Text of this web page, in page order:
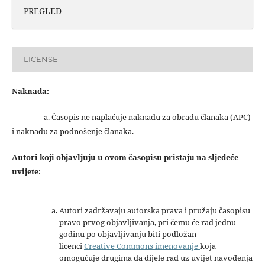
PREGLED
LICENSE
Naknada:
a. Časopis ne naplaćuje naknadu za obradu članaka (APC)
i naknadu za podnošenje članaka.
Autori koji objavljuju u ovom časopisu pristaju na sljedeće
uvijete:
Autori zadržavaju autorska prava i pružaju časopisu
pravo prvog objavljivanja, pri čemu će rad jednu
godinu po objavljivanju biti podložan
licenciCreative Commons imenovanjekoja
omogućuje drugima da dijele rad uz uvijet navođenja